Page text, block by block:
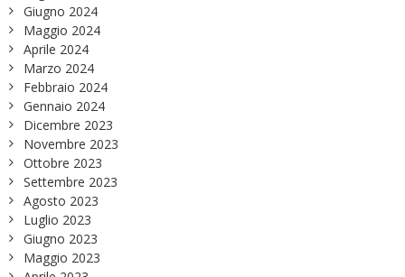
Giugno 2024
Maggio 2024
Aprile 2024
Marzo 2024
Febbraio 2024
Gennaio 2024
Dicembre 2023
Novembre 2023
Ottobre 2023
Settembre 2023
Agosto 2023
Luglio 2023
Giugno 2023
Maggio 2023